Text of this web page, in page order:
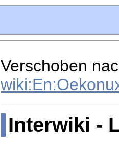
Verschoben
Interwiki -